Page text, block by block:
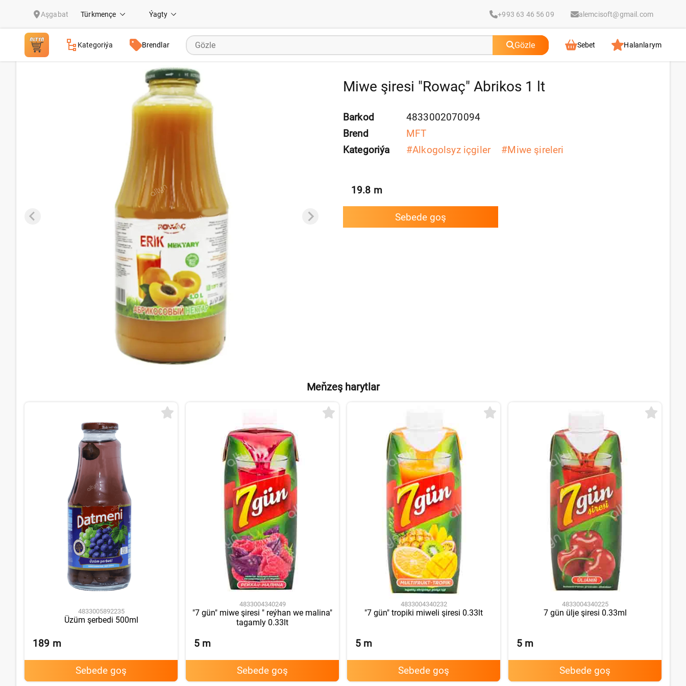
Aşgabat Türkmençe Ýagty +993 63 46 56 09 alemcisoft@gmail.com
Kategoriýa Brendlar Gözle Sebet Halanlarym
Miwe şiresi "Rowaç" Abrikos 1 lt
Barkod
4833002070094
Brend
MFT
Kategoriýa
#Alkogolsyz içgiler #Miwe şireleri
19.8 m
Sebede goş
Meňzeş harytlar
4833005892235
Üzüm şerbedi 500ml
189 m
Sebede goş
4833004340249
"7 gün" miwe şiresi " reýhan we malina"
tagamly 0.33lt
5 m
Sebede goş
4833004340232
"7 gün" tropiki miweli şiresi 0.33lt
5 m
Sebede goş
4833004340225
7 gün ülje şiresi 0.33ml
5 m
Sebede goş